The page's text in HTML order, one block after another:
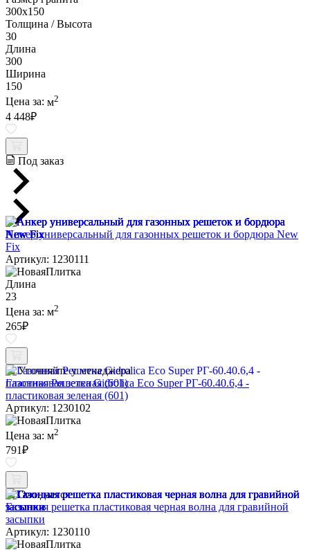
300х150
Толщина / Высота
30
Длина
300
Ширина
150
Цена за: м2
4 448₽
Под заказ
Анкер универсальный для газонных решеток и бордюра New
Fix
Артикул: 1230111
Длина
23
Цена за: м2
265₽
Уточняйте у менеджера
Газонная Решетка Gidrolica Eco Super РГ-60.40.6,4 -
пластиковая зеленая (601)
Артикул: 1230102
Цена за: м2
791₽
Ожидается
Газонная решетка пластиковая черная волна для гравийной
засыпки
Артикул: 1230110